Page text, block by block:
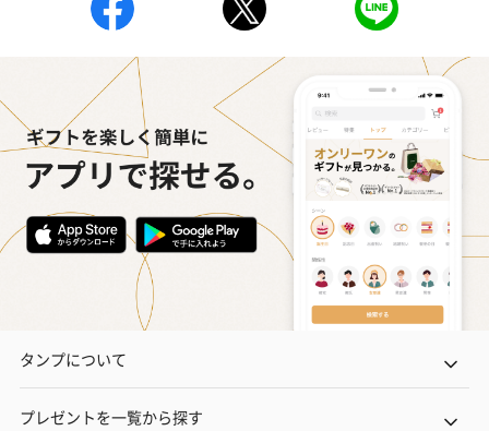
タンプについて
プレゼントを一覧から探す